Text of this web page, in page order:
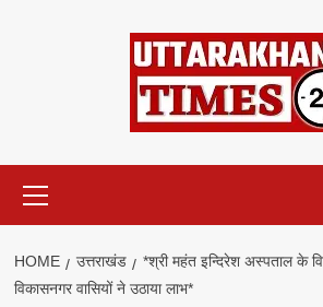
Menu
HOME उत्तराखंड
*श्री महंत इन्दिरेश अस्पताल के
विकासनगर वासियों ने उठाया लाभ*